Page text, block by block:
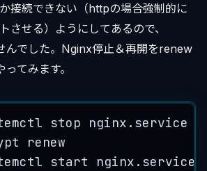
接続できない（httpの場合強制的に
させる）ようにしてあるので、
んでした。Nginx停止＆再開をrenew
てみます。
stop nginx . service
renew
start nginx . service